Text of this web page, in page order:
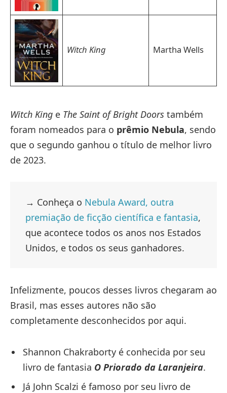
Witch King Martha Wells
Witch King e The Saint of Bright Doors também
foram nomeados para o prêmio Nebula, sendo
que o segundo ganhou o título de melhor livro
de 2023.
→ Conheça o Nebula Award, outra
premiação de ficção científica e fantasia,
que acontece todos os anos nos Estados
Unidos, e todos os seus ganhadores.
Infelizmente, poucos desses livros chegaram ao
Brasil, mas esses autores não são
completamente desconhecidos por aqui.
Shannon Chakraborty é conhecida por seu
livro de fantasia O Priorado da Laranjeira.
Já John Scalzi é famoso por seu livro de